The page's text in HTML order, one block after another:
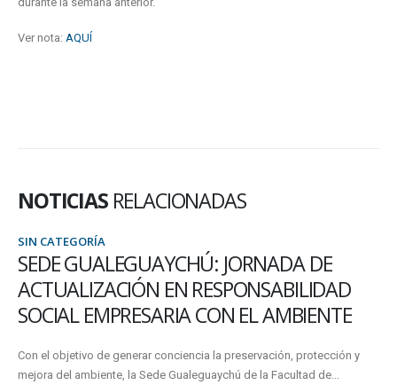
Ver nota: AQUÍ
NOTICIAS RELACIONADAS
SIN CATEGORÍA
SEDE GUALEGUAYCHÚ: JORNADA DE
ACTUALIZACIÓN EN RESPONSABILIDAD
SOCIAL EMPRESARIA CON EL AMBIENTE
Con el objetivo de generar conciencia la preservación, protección y
mejora del ambiente, la Sede Gualeguaychú de la Facultad de...